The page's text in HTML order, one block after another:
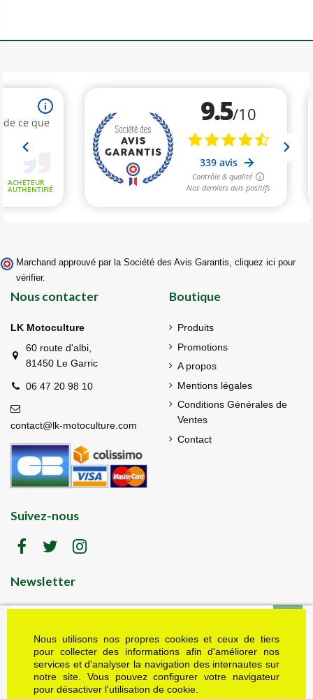
Nous utilisons nos propres cookies et ceux de tiers
pour collecter des informations afin d'améliorer nos
services et d'analyser la navigation des internautes sur
notre site. Vous pouvez configurer votre navigateur
pour désactiver l'utilisation de cookie.
Marchand approuvé par la Société des Avis Garantis, cliquez ici pour
vérifier.
Nous contacter
LK Motoculture
60 route d'albi,
81450 Le Garric
06 47 20 98 10
contact@lk-motoculture.com
Boutique
Produits
Promotions
A propos
Mentions légales
Conditions Générales de
Ventes
Contact
Suivez-nous
Newsletter
LK motoculture vous offre 5% en cadeau de
bienvenue (code de réduction reçu dans le mail
de confirmation envoyé à l'adresse email fournie).
Vous pouvez vous désinscrire à tout moment.
Plus d'informations dans nos mentions légales
J'accepte les conditions générales et la politique de confidentialité